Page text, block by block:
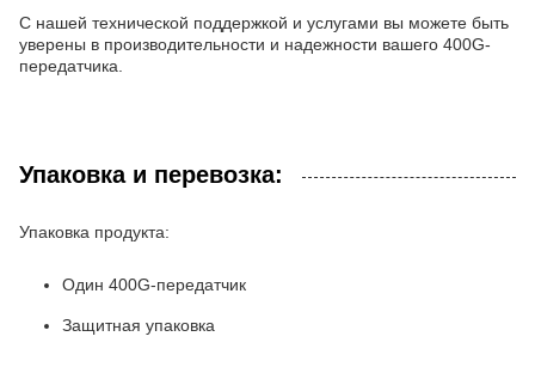
С нашей технической поддержкой и услугами вы можете быть
уверены в производительности и надежности вашего 400G-
передатчика.
Упаковка и перевозка:
Упаковка продукта:
Один 400G-передатчик
Защитная упаковка